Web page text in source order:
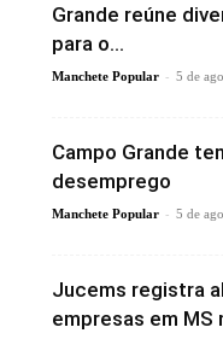
Grande reúne
para o...
Manchete Popular - 5 de
Campo Grande
desemprego
Manchete Popular - 5 de
Jucems registra
empresas em MS